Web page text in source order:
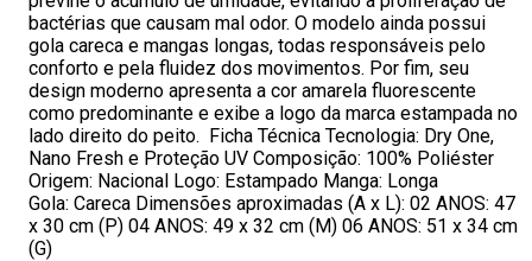
bactérias que causam mal odor. O modelo ainda possui
gola careca e mangas longas, todas responsáveis pelo
conforto e pela fluidez dos movimentos. Por fim, seu
design moderno apresenta a cor amarela fluorescente
como predominante e exibe a logo da marca estampada no
lado direito do peito. Ficha Técnica Tecnologia: Dry One,
Nano Fresh e Proteção UV Composição: 100% Poliéster
Origem: Nacional Logo: Estampado Manga: Longa
Gola: Careca Dimensões aproximadas (A x L): 02 ANOS: 47
x 30 cm (P) 04 ANOS: 49 x 32 cm (M) 06 ANOS: 51 x 34 cm
(G)